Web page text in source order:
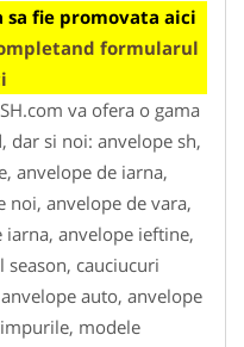
sa fie promovata aici
formularul
va ofera o gama
dar si noi: anvelope sh,
anvelope de iarna,
noi, anvelope de vara,
anvelope ieftine,
season, cauciucuri
auto, anvelope
modele